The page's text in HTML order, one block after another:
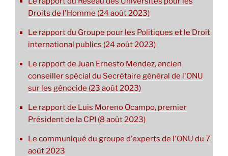
Droits de l'Homme (24 août 2023)
Le rapport du Groupe pour les Politiques et le Droit
international publics (24 août 2023)
Le rapport de Juan Ernesto Mendez, ancien
conseiller spécial du Secrétaire général de l'ONU
sur les génocide (23 août 2023)
Le rapport de Luis Moreno Ocampo, premier
Président de la CPI (8 août 2023)
Le communiqué du groupe d'experts de l'ONU du 7
août 2023